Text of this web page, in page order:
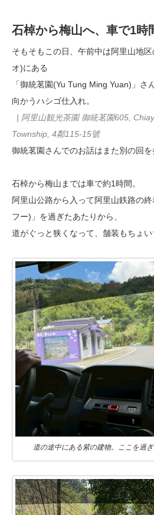
石棹から梅山へ、車で1時
そもそもこの日、午前中は阿里山地
オ)にある
「御統茗園(Yu Tung Ming Yuan)」さ
向かうハシゴ仕入れ。
| 阿里山観光茶園 御統茗園605,
Township, 4鄰115-15號
御統茗園さんでのお話はまた別の回を
石棹から梅山までは車で約1時間。
阿里山公路から入って阿里山鉄路の
フー)」を過ぎたあたりから、
道がぐっと狭くなって、舗装もちょい
道の途中にある紫の建物。ここを過